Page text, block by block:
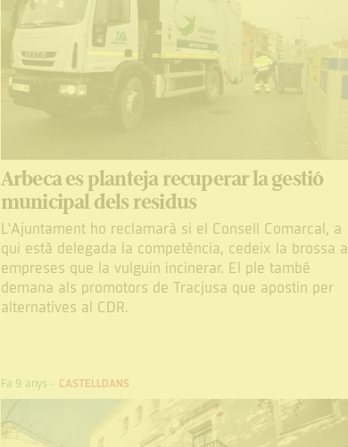
Arbeca es planteja recuperar la gestió
municipal dels residus
L'Ajuntament ho reclamarà si el Consell Comarcal, a
qui està delegada la competència, cedeix la brossa a
empreses que la vulguin incinerar. El ple també
demana als promotors de Tracjusa que apostin per
alternatives al CDR.
Fa 9 anys - CASTELLDANS